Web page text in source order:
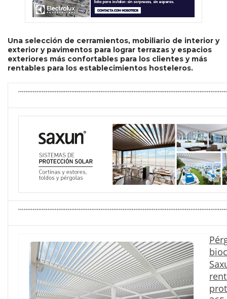
Una selección de cerramientos, mobiliario de interior y
exterior y pavimentos para lograr terrazas y espacios
exteriores más confortables para los clientes y más
rentables para los establecimientos hosteleros.